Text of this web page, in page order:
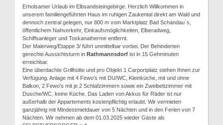
Erholsamer Urlaub im Elbsandsteingebirge. Herzlich Willkommen in
unserem familiengeführten Haus im ruhigen Zaukental direkt am Wald und
dennoch zentral gelegen, nur 800 m vom Marktplatz Bad Schandau´s,
öffentlichem Nahverkehr, Einkaufsmöglichkeiten, Elberadweg,
Schiffsanleger und Toskanatherme entfernt.
Der Malerweg/Etappe 3/ führt unmittelbar vorbei. Der Behinderten
gerechte Aussichtsturm in Rathmannsdorf ist in 15 Gehminuten
erreichbar.
Eine überdachte Grillhütte und pro Objekt 1 Carportplatz stehen Ihnen zur
Verfügung. Anlage mit 4 Fewo's mit DU/WC, Kleinküche, mit und ohne
Balkon, 2 Fewo's mit je 2 Schlafzimmern sowie ein Zweibettzimmer mit
Dusche/WC, keine Küche. Das Laden von Akkus für Räder ist nur
außerhalb der Appartements kostenpflichtig erlaubt. Wir vermieten
ganzjährig mit Mindestmietdauer von 5 Nächten und in den Ferien von 7
Nächten. Wir nehmen ab dem 01.03.2025 wieder Gäste als